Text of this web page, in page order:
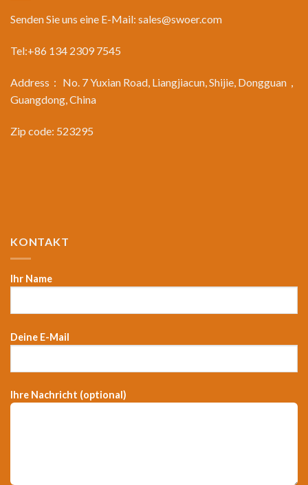
Senden Sie uns eine E-Mail: sales@swoer.com
Tel:+86 134 2309 7545
Address： No. 7 Yuxian Road, Liangjiacun, Shijie, Dongguan，
Guangdong, China
Zip code: 523295
KONTAKT
Ihr Name
Deine E-Mail
Ihre Nachricht (optional)